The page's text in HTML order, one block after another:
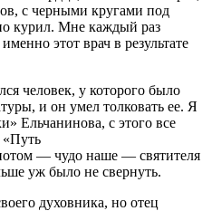
с черными кругами под
курил. Мне каждый раз
этот врач в результате
человек, у которого было
и он умел толковать ее. Я
Ельчанинова, с этого все
— чудо наше — святителя
уж было не свернуть.
духовника, но отец